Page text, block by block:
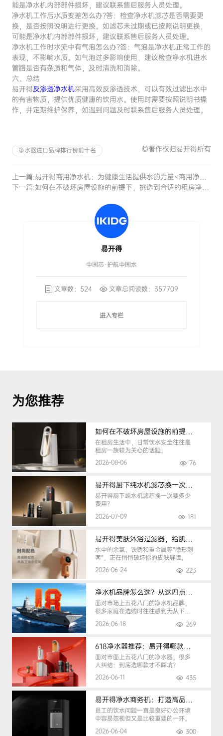
能是净水机内部部件损坏，建议联系售后服务人员处理。
净水机工作后水质变差怎么办?答：检查净水机滤芯是否需要更
换，是否按照说明进行更换。如滤芯未过期或已按照说明更换，
可能是净水机内部部件损坏，建议联系售后服务人员处理。
净水机工作时水流中有气泡怎么办?答：气泡是净水机正常工作的
表现，不影响水质。如气泡过多影响使用，建议检查净水机进水
管路是否有杂质和气体，及时清洗和消除。
六、总结
易开得反渗透净水机采用高效反渗透技术，可以有效过滤出水中
的有害物质，提供优质健康的饮用水。使用时需要按照说明书操
作，并定期维护保养，如遇到问题及时联系售后服务人员处理。
净水器进口品牌排行榜前十名 ©著作权归易开得所有
上一篇:易开得商用净水机：为健康生活提供水的力量<商用净水机>
下一篇:如何在不破坏房屋设施的前提下，挑选到合适的租房净水器
易开得
中国芯·护航中国水
文章数：524 文章总阅读数：357709
进入专栏
为您推荐
如何在不破坏房屋设施的前提下，挑选到合适的租房净水器
在租房生活中，日常饮水安全往往是
租房一族较为关心的话题。
2026-08-06
76
易开得厨下纯水机滤芯换一次要多少钱
易开得厨下纯水机滤芯换一次要多少
费用？
2026-07-09
181
易开得美肤沐浴过滤器，给肌肤纯净呵护
水中的余氯、铁锈和重金属等“隐形刺
客”，正在悄悄破坏你的皮肤屏障。
2026-06-24
223
净水机品牌怎么选？从这四点入手，避开90%的选购陷阱
面对市场上五花八门的净水机品牌，
很多家庭在选购时往往感到无从下
手。
2026-06-18 269
618净水器推荐：易开得哪款最适合你？
面对市面上五花八门的净水器，很多
人纠结：到底选哪款才不踩坑？
2026-06-11
435
易开得净水商务机：打造高品质办公健康饮水环境
员工的饮水问题一直是良好办公环境
中容易忽视但又是比较重要的一环。
2026-06-04
300